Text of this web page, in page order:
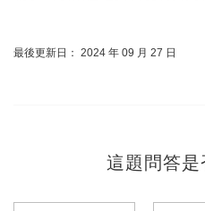
最後更新日： 2024 年 09 月 27 日
這題問答是